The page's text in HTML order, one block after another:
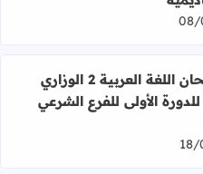
08/
2022 للدورة الأولى للفرع الشرعي والأدبي
إجابات امتحان اللغة العربية 2 الوزاري
2022 للدورة الأولى للفرع الشرعي